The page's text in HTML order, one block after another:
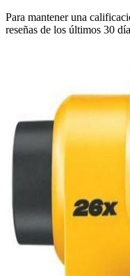
Para mantener una
reseñas de los últimos 30